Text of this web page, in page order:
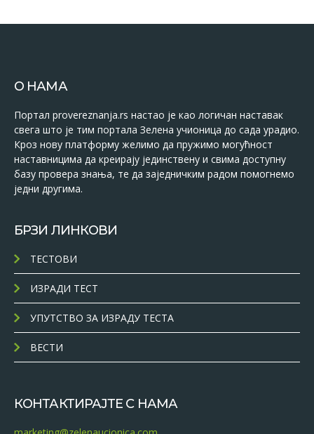
О НАМА
Портал provereznanja.rs настао је као логичан наставак
свега што је тим портала Зелена учионица до сада урадио.
Кроз нову платформу желимо да пружимо могућност
наставницима да креирају јединствену и свима доступну
базу провера знања, те да заједничким радом помогнемо
једни другима.
БРЗИ ЛИНКОВИ
ТЕСТОВИ
ИЗРАДИ ТЕСТ
УПУТСТВО ЗА ИЗРАДУ ТЕСТА
ВЕСТИ
КОНТАКТИРАЈТЕ С НАМА